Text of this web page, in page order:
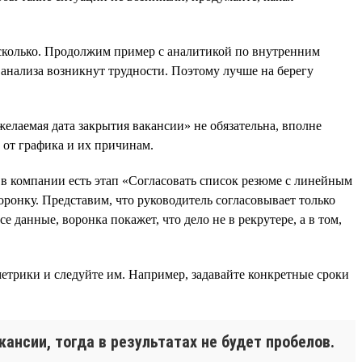
Продолжим пример с аналитикой по внутренним
возникнут трудности. Поэтому лучше на берегу
дата закрытия вакансии» не обязательна, вполне
графика и их причинам.
компании есть этап «Согласовать список резюме с линейным
Представим, что руководитель согласовывает только
данные, воронка покажет, что дело не в рекрутере, а в том,
и следуйте им. Например, задавайте конкретные сроки
тогда в результатах не будет пробелов.